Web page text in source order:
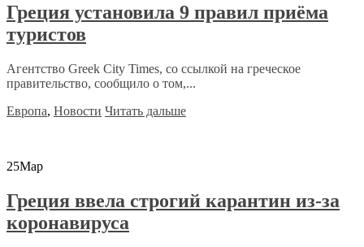
Греция установила 9 правил приёма
туристов
Агентство Greek City Times, со ссылкой на греческое
правительство, сообщило о том,...
Европа, Новости Читать дальше
25Мар
Греция ввела строгий карантин из-за
коронавируса